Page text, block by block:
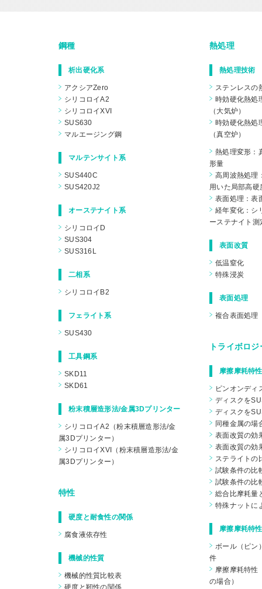
鋼種
析出硬化系
アクシアZero
シリコロイA2
シリコロイXVI
SUS630
マルエージング鋼
マルテンサイト系
SUS440C
SUS420J2
オーステナイト系
シリコロイD
SUS304
SUS316L
二相系
シリコロイB2
フェライト系
SUS430
工具鋼系
SKD11
SKD61
粉末積層造形法/金属3Dプリンター
シリコロイA2（粉末積層造形法/金
属3Dプリンター）
シリコロイXVI（粉末積層造形法/金
属3Dプリンター）
特性
硬度と耐食性の関係
腐食液依存性
機械的性質
機械的性質比較表
熱処理
熱処理技術
ステンレスの
時効硬化熱処
（大気炉）
時効硬化熱処
（真空炉）
熱処理変形：
形量
高周波熱処理
用いた局部高硬
表面処理：表
経年変化：シ
ーステナイト測
表面改質
低温窒化
特殊浸炭
表面処理
複合表面処理
トライボロジ
摩擦摩耗特
ピンオンディ
ディスクを
ディスクを
同種金属の場
表面改質の効
表面改質の効
ステライトの
試験条件の比
試験条件の比
総合比摩耗量
特殊ナットに
摩擦摩耗特
ボール（ピン
件
摩擦摩耗特性
の場合）